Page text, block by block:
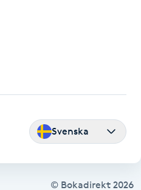
Svenska
© Bokadirekt 2026